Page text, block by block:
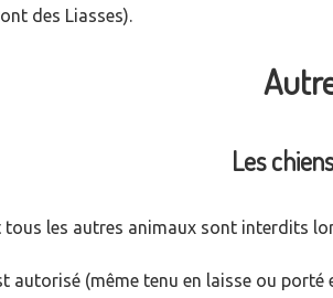
des Liasses).
Les
tous les autres animaux sont interdits
autorisé (même tenu en laisse ou porté